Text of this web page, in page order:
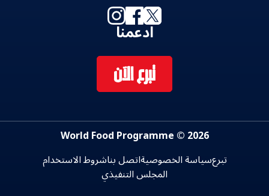
ادعمنا
تبرع الآن
2026 © World Food Programme
تبرعسياسة الخصوصيةاتصل بناشروط الاستخدام
المجلس التنفيذي